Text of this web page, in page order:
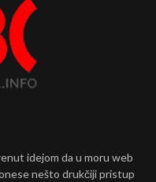
idejom da u moru web
nešto drukčiji pristup